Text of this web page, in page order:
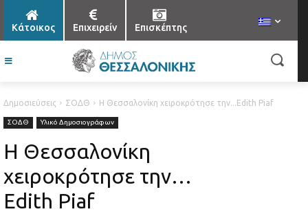
Κάτοικος Επιχειρείν Επισκέπτης
Δημοσιεύσεις ΣΟΔΘ Η Θεσσαλονίκη χειροκρότησε την...Edith Piaf
ΣΟΔΘ Υλικό Δημοσιογράφων
Η Θεσσαλονίκη
χειροκρότησε την…
Edith Piaf